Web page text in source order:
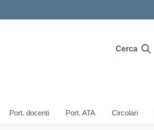
Cerca
Port. docenti Port. ATA Circolari